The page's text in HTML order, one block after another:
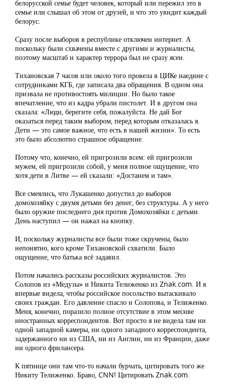
белорусской семье будет человек, который или пережил это в
семье или слышал об этом от друзей, и что это увидит каждый
белорус.
Сразу после выборов в республике отключен интернет. А
поскольку были схвачены вместе с другими и журналисты,
поэтому масштаб и характер террора был не сразу ясен.
Тихановская 7 часов или около того провела в ЦИКе наедине с
сотрудниками КГБ, где записала два обращения. В одном она
призвала не противостоять милиции. Но было такое
впечатление, что из кадра убрали пистолет. И в другом она
сказала: «Люди, берегите себя, пожалуйста. Не дай Бог
оказаться перед таким выбором, перед которым отказалась я.
Дети — это самое важное, что есть в нашей жизни». То есть
это было абсолютно страшное обращение.
Потому что, конечно, ей пригрозили всем: ей пригрозили
мужем, ей пригрозили собой, у меня полное ощущение, что
хотя дети в Литве — ей сказали: «Достанем и там».
Все смеялись, что Лукашенко допустил до выборов
домохозяйку с двумя детьми без денег, без структуры. А у него
было оружие последнего дня против Домохозяйки с детьми.
День наступил — он нажал на кнопку.
И, поскольку журналисты все были тоже скручены, было
непонятно, кого кроме Тихановской схватили. Было
ощущение, что батька всё задавил.
Потом начались рассказы российских журналистов. Это
Солопов из «Медузы» и Никита Телиженко из Znak.com. И я
впервые видела, чтобы российское посольство вытаскивало
своих граждан. Его давление спасло и Солопова, и Телиженко.
Меня, конечно, поразило полное отсутствие в этом месиве
иностранных корреспондентов. Вот просто я не видела там ни
одной западной камеры, ни одного западного корреспондента,
задержанного ни из США, ни из Англии, ни из Франции, даже
ни одного фрилансера.
К пятнице они там что-то начали бурчать, цитировать того же
Никиту Телиженко. Браво, CNN! Цитировать Znak.com.